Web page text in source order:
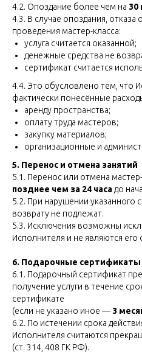
4.2. Опоздание более чем на 30
4.3. В случае опоздания, отказа
проведения мастер-класса:
услуга считается оказанной;
денежные средства не
сертификат считается
4.4. Это обусловлено тем, что
фактически понесённые
аренду пространства;
оплату труда мастеров;
закупку материалов;
организационные и
5. Перенос и отмена занятий
5.1. Перенос или отмена
позднее чем за 24 часа до
5.2. При нарушении указанного
возврату не подлежат.
5.3. Исключения возможны
Исполнителя и не являются его
6. Подарочные
6.1. Подарочный сертификат
получение услуги в течение
сертификате
(если не указано иное — 3
6.2. По истечении срока
Исполнителя считаются
(ст. 314, 408 ГК РФ).